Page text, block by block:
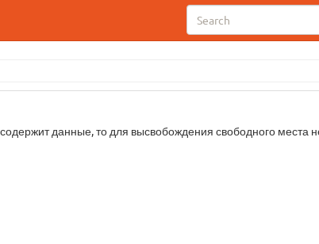
данные, то для высвобождения свободного места